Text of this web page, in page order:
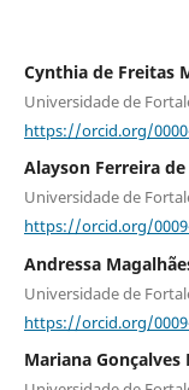
Cynthia de Freitas
Universidade de
https://orcid.org/
Alayson Ferreira
Universidade de
https://orcid.org/0009-
Andressa
Universidade de
https://orcid.org/
Mariana Gonçalves